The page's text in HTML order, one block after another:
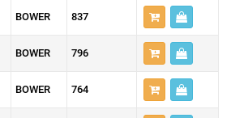
BOWER 837
BOWER 796
BOWER 764